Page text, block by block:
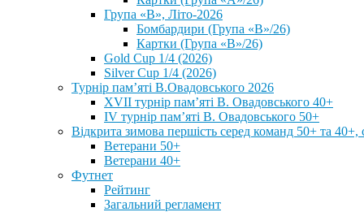
Група «В», Літо-2026
Бомбардири (Група «В»/26)
Картки (Група «В»/26)
Gold Cup 1/4 (2026)
Silver Cup 1/4 (2026)
Турнір пам’яті В.Овадовського 2026
XVII турнір пам’яті В. Овадовського 40+
IV турнір пам’яті В. Овадовського 50+
Відкрита зимова першість серед команд 50+ та 40+,
Ветерани 50+
Ветерани 40+
Футнет
Рейтинг
Загальний регламент